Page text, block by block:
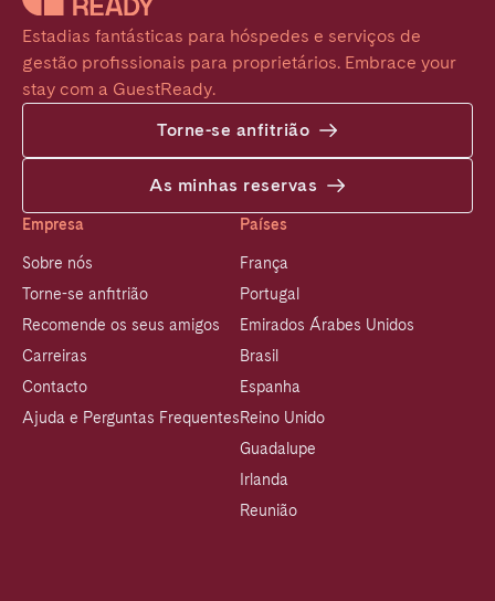
Estadias fantásticas para hóspedes e serviços de
gestão profissionais para proprietários. Embrace your
stay com a GuestReady.
Torne-se anfitrião
As minhas reservas
Empresa
Sobre nós
Torne-se anfitrião
Recomende os seus amigos
Carreiras
Contacto
Ajuda e Perguntas Frequentes
Países
França
Portugal
Emirados Árabes Unidos
Brasil
Espanha
Reino Unido
Guadalupe
Irlanda
Reunião